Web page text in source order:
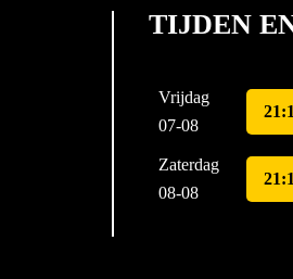
TIJDEN
Vrijdag
07-08
Zaterdag
08-08